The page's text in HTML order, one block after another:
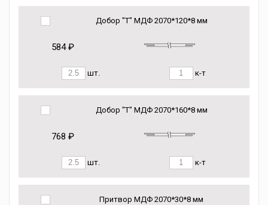
Добор "Т" МДФ 2070*120*8 мм
584 ₽
шт. к-т
Добор "Т" МДФ 2070*160*8 мм
768 ₽
шт. к-т
Притвор МДФ 2070*30*8 мм